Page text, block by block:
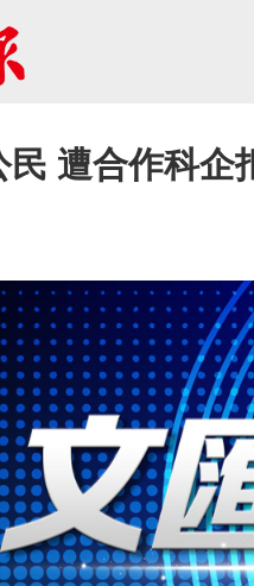
遭合作科企